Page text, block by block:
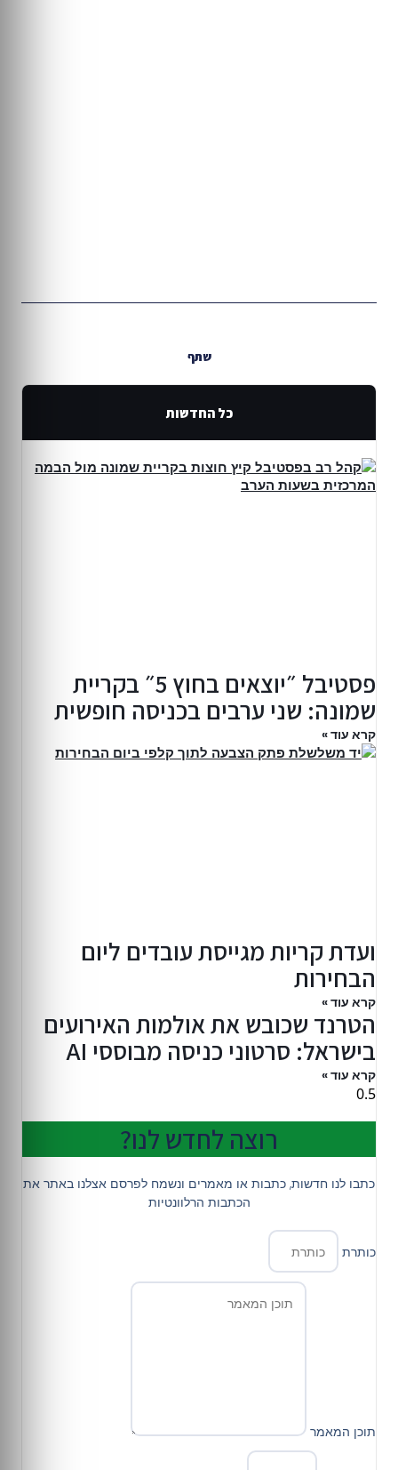
שתף
כל החדשות
פסטיבל ״יוצאים בחוץ 5״ בקריית
שמונה: שני ערבים בכניסה חופשית
קרא עוד »
ועדת קריות מגייסת עובדים ליום
הבחירות
קרא עוד »
הטרנד שכובש את אולמות האירועים
בישראל: סרטוני כניסה מבוססי AI
קרא עוד »
רוצה לחדש לנו?
כתבו לנו חדשות, כתבות או מאמרים ונשמח לפרסם אצלנו באתר את
הכתבות הרלוונטיות
כותרת
תוכן המאמר